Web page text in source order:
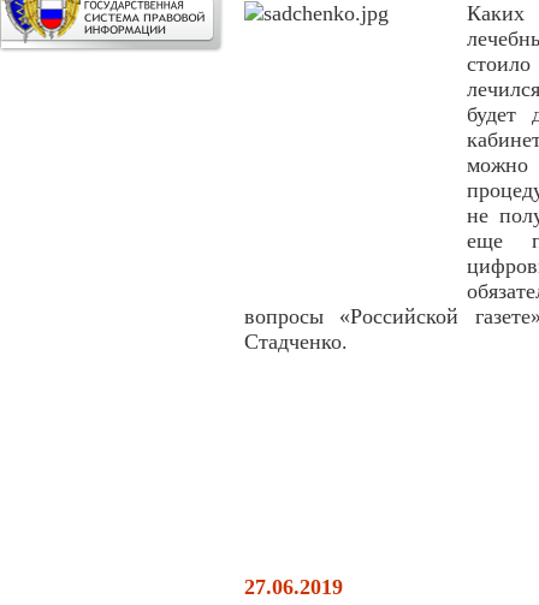
Каких
будет
не
еще
вопросы «Российской
Стадченко.
27.06.2019